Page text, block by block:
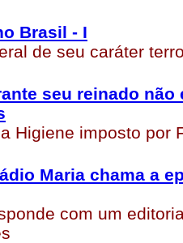
Brasil - I
de seu caráter
seu reinado não
Higiene imposto por
Maria chama a
com um